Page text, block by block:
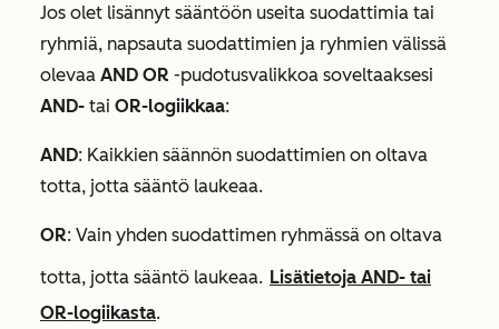
Jos olet lisännyt sääntöön useita suodattimia tai
ryhmiä, napsauta suodattimien ja ryhmien välissä
olevaa AND OR -pudotusvalikkoa soveltaaksesi
AND- tai OR-logiikkaa:
AND: Kaikkien säännön suodattimien on oltava
totta, jotta sääntö laukeaa.
OR: Vain yhden suodattimen ryhmässä on oltava
totta, jotta sääntö laukeaa. Lisätietoja AND- tai
OR-logiikasta.